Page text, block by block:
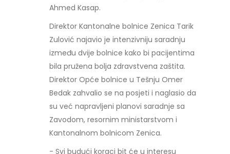
Ahmed Kasap.
Direktor Kantonalne bolnice Zenica Tarik
Zulović najavio je intenzivniju saradnju
između dvije bolnice kako bi pacijentima
bila pružena bolja zdravstvena zaštita.
Direktor Opće bolnice u Tešnju Omer
Bedak zahvalio se na posjeti i naglasio da
su već napravljeni planovi saradnje sa
Zavodom, resornim ministarstvom i
Kantonalnom bolnicom Zenica.
- Svi budući koraci bit će u interesu